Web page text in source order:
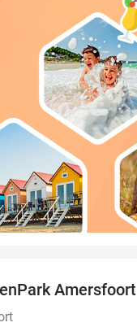
Amersfoort